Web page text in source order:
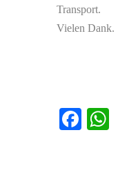
Transport.
Vielen Dank.